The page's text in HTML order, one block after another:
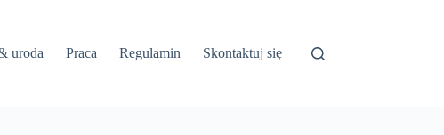
uroda Praca Regulamin Skontaktuj się